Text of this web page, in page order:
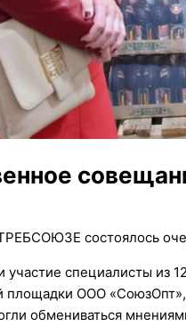
состоялось
участие специалисты из
площадки ООО
обмениваться